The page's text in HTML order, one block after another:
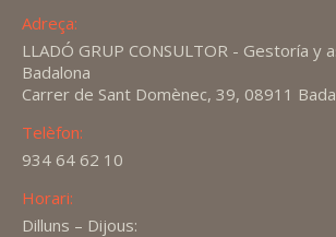
Adreça:
LLADÓ GRUP CONSULTOR - Gestoría y
Badalona
Carrer de Sant Domènec, 39, 08911
Telèfon:
934 64 62 10
Horari:
Dilluns – Dijous: